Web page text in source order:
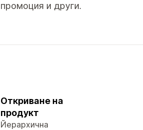
промоция и други.
Откриване на
продукт
Йерархична